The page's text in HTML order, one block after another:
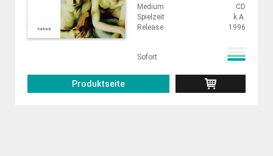
Medium
CD
Spielzeit
k.A.
Release
1996
Sofort
Produktseite